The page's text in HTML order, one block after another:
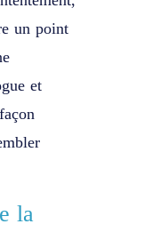
un point
et
la